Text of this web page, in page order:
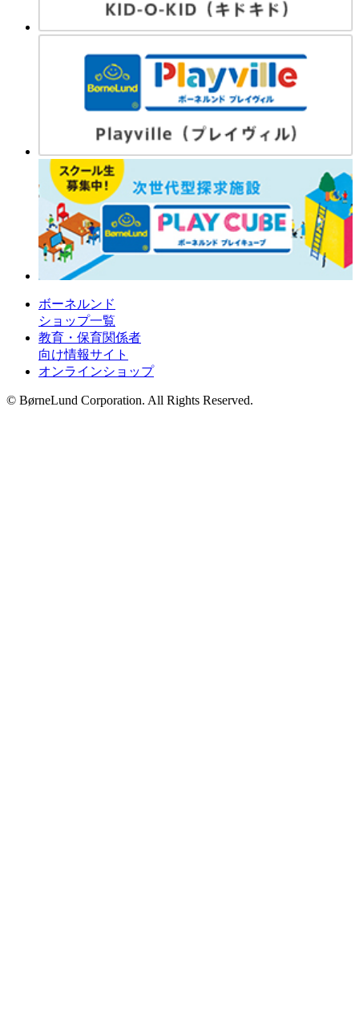
ボーネルンド
ショップ一覧
教育・保育関係者
向け情報サイト
オンラインショップ
© BørneLund Corporation. All Rights Reserved.